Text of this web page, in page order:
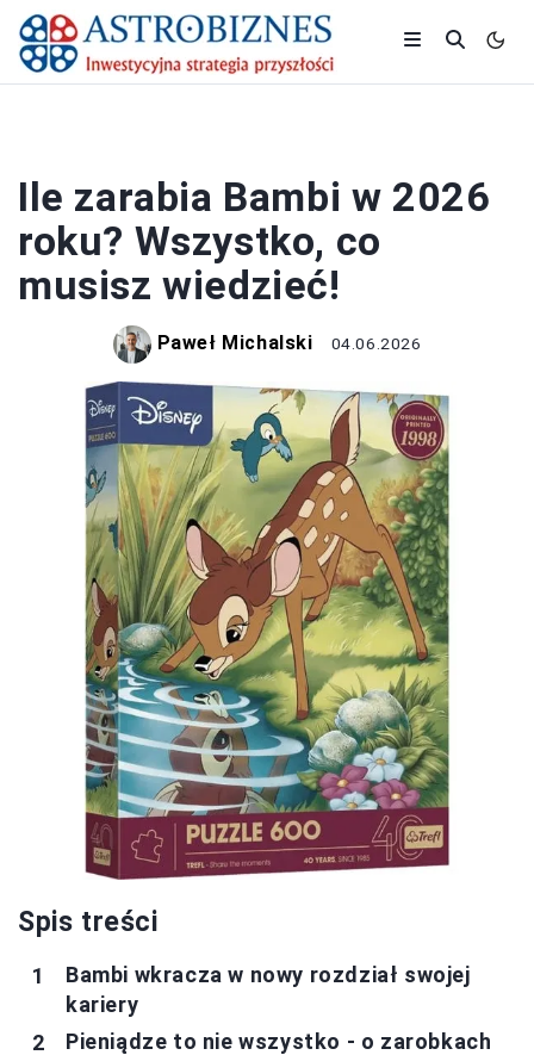
Ile zarabia Bambi w 2026
roku? Wszystko, co
musisz wiedzieć!
Paweł Michalski 04.06.2026
Spis treści
Bambi wkracza w nowy rozdział swojej
kariery
Pieniądze to nie wszystko - o zarobkach